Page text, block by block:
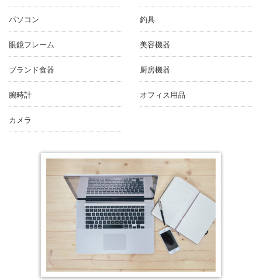
パソコン
眼鏡フレーム
ブランド食器
腕時計
カメラ
釣具
美容機器
厨房機器
オフィス用品